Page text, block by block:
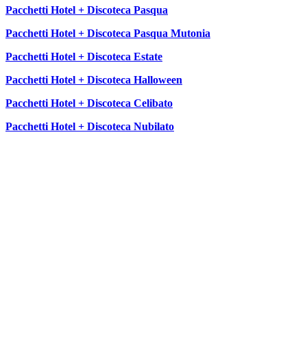
Pacchetti Hotel + Discoteca Pasqua
Pacchetti Hotel + Discoteca Pasqua Mutonia
Pacchetti Hotel + Discoteca Estate
Pacchetti Hotel + Discoteca Halloween
Pacchetti Hotel + Discoteca Celibato
Pacchetti Hotel + Discoteca Nubilato